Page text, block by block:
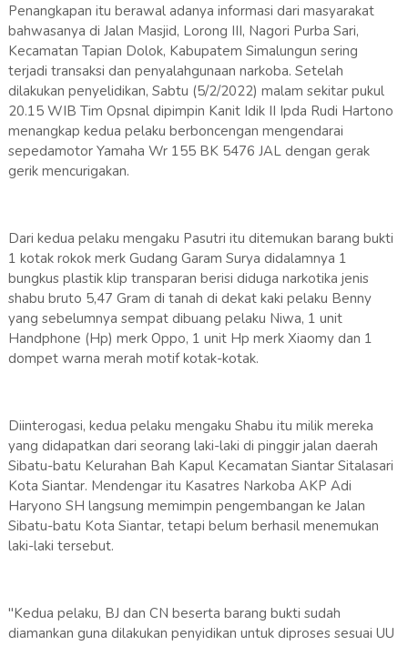
Penangkapan itu berawal adanya informasi dari masyarakat
bahwasanya di Jalan Masjid, Lorong III, Nagori Purba Sari,
Kecamatan Tapian Dolok, Kabupatem Simalungun sering
terjadi transaksi dan penyalahgunaan narkoba. Setelah
dilakukan penyelidikan, Sabtu (5/2/2022) malam sekitar pukul
20.15 WIB Tim Opsnal dipimpin Kanit Idik II Ipda Rudi Hartono
menangkap kedua pelaku berboncengan mengendarai
sepedamotor Yamaha Wr 155 BK 5476 JAL dengan gerak
gerik mencurigakan.
Dari kedua pelaku mengaku Pasutri itu ditemukan barang bukti
1 kotak rokok merk Gudang Garam Surya didalamnya 1
bungkus plastik klip transparan berisi diduga narkotika jenis
shabu bruto 5,47 Gram di tanah di dekat kaki pelaku Benny
yang sebelumnya sempat dibuang pelaku Niwa, 1 unit
Handphone (Hp) merk Oppo, 1 unit Hp merk Xiaomy dan 1
dompet warna merah motif kotak-kotak.
Diinterogasi, kedua pelaku mengaku Shabu itu milik mereka
yang didapatkan dari seorang laki-laki di pinggir jalan daerah
Sibatu-batu Kelurahan Bah Kapul Kecamatan Siantar Sitalasari
Kota Siantar. Mendengar itu Kasatres Narkoba AKP Adi
Haryono SH langsung memimpin pengembangan ke Jalan
Sibatu-batu Kota Siantar, tetapi belum berhasil menemukan
laki-laki tersebut.
"Kedua pelaku, BJ dan CN beserta barang bukti sudah
diamankan guna dilakukan penyidikan untuk diproses sesuai UU